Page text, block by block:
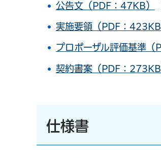
公告文（PDF：47KB）
実施要領（PDF：423KB
プロポーザル評価基準（
契約書案（PDF：273KB
仕様書